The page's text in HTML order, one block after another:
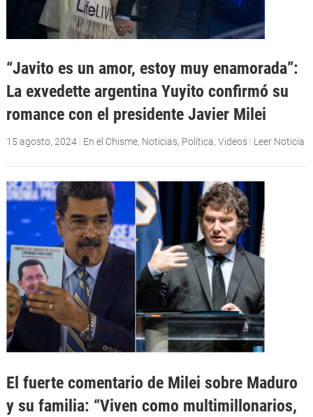
“Javito es un amor, estoy muy enamorada”:
La exvedette argentina Yuyito confirmó su
romance con el presidente Javier Milei
15 agosto, 2024| En el Chisme, Noticias, Política, Videos | Leer Noticia
El fuerte comentario de Milei sobre Maduro
y su familia: “Viven como multimillonarios,